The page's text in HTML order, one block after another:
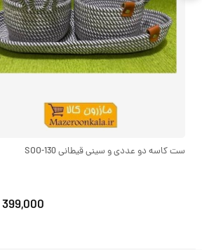
ست کاسه دو عددی و سینی قیطانی SOO-130
399,000